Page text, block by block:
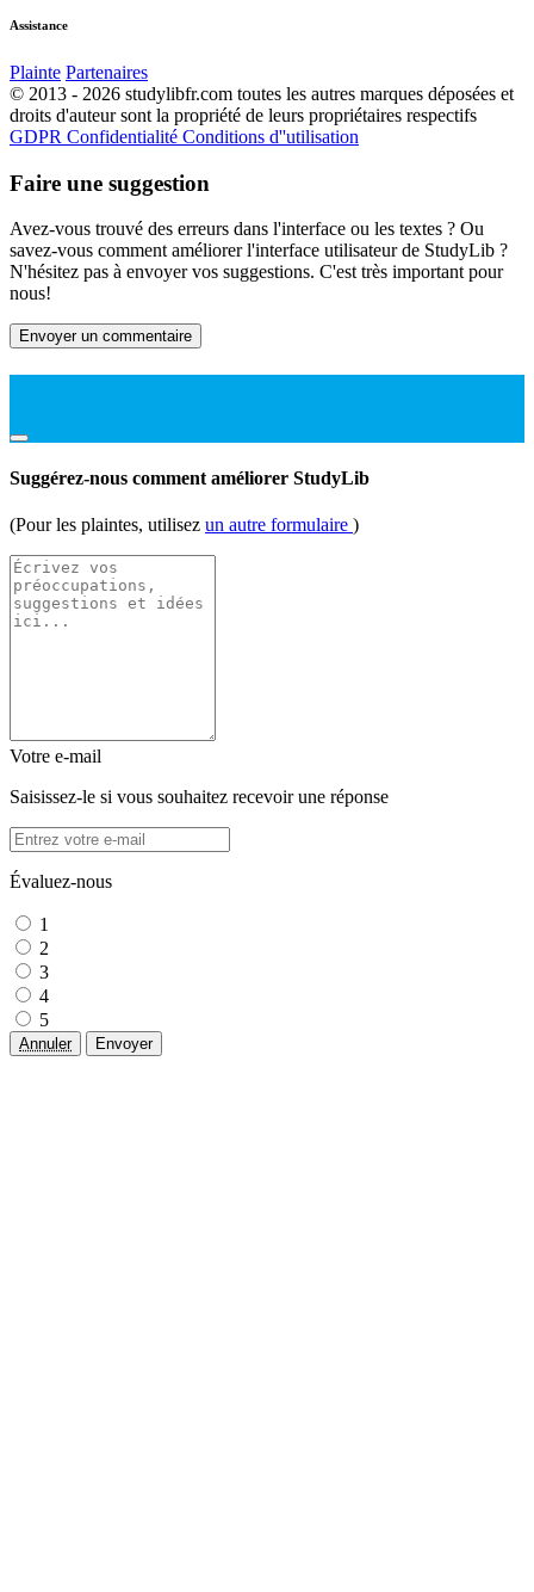
Assistance
Plainte Partenaires
© 2013 - 2026 studylibfr.com toutes les autres marques déposées et
droits d'auteur sont la propriété de leurs propriétaires respectifs
GDPR Confidentialité Conditions d''utilisation
Faire une suggestion
Avez-vous trouvé des erreurs dans l'interface ou les textes ? Ou
savez-vous comment améliorer l'interface utilisateur de StudyLib ?
N'hésitez pas à envoyer vos suggestions. C'est très important pour
nous!
Envoyer un commentaire
Suggérez-nous comment améliorer StudyLib
(Pour les plaintes, utilisez un autre formulaire )
Votre e-mail
Saisissez-le si vous souhaitez recevoir une réponse
Évaluez-nous
1
2
3
4
5
Annuler Envoyer